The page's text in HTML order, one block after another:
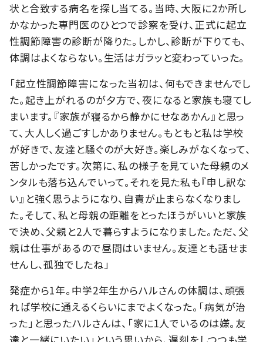
状と合致する病名を探し当てる。当時、大阪に2か所し
かなかった専門医のひとつで診察を受け、正式に起立
性調節障害の診断が降りた。しかし、診断が下りても、
体調はよくならない。生活はガラッと変わっていった。
「起立性調節障害になった当初は、何もできませんでし
た。起き上がれるのが夕方で、夜になると家族も寝てし
まいます。『家族が寝るから静かにせなあかん』と思っ
て、大人しく過ごすしかありません。もともと私は学校
が好きで、友達と騒ぐのが大好き。楽しみがなくなって、
苦しかったです。次第に、私の様子を見ていた母親のメ
ンタルも落ち込んでいって。それを見た私も『申し訳な
い』と強く思うようになり、自責が止まらなくなりまし
た。そして、私と母親の距離をとったほうがいいと家族
で決め、父親と2人で暮らすようになりました。ただ、父
親は仕事があるので昼間はいません。友達とも話せま
せんし、孤独でしたね」
発症から1年。中学2年生からハルさんの体調は、頑張
れば学校に通えるくらいにまでよくなった。「病気が治
った」と思ったハルさんは、「家に1人でいるのは嫌。友